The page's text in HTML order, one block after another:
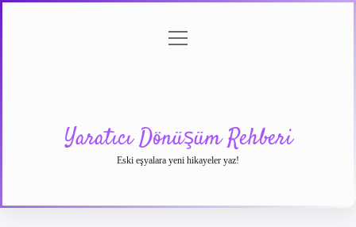
menüyü
Yaratıcı Dönüşüm Rehberi
Eski eşyalara yeni hikayeler yaz!